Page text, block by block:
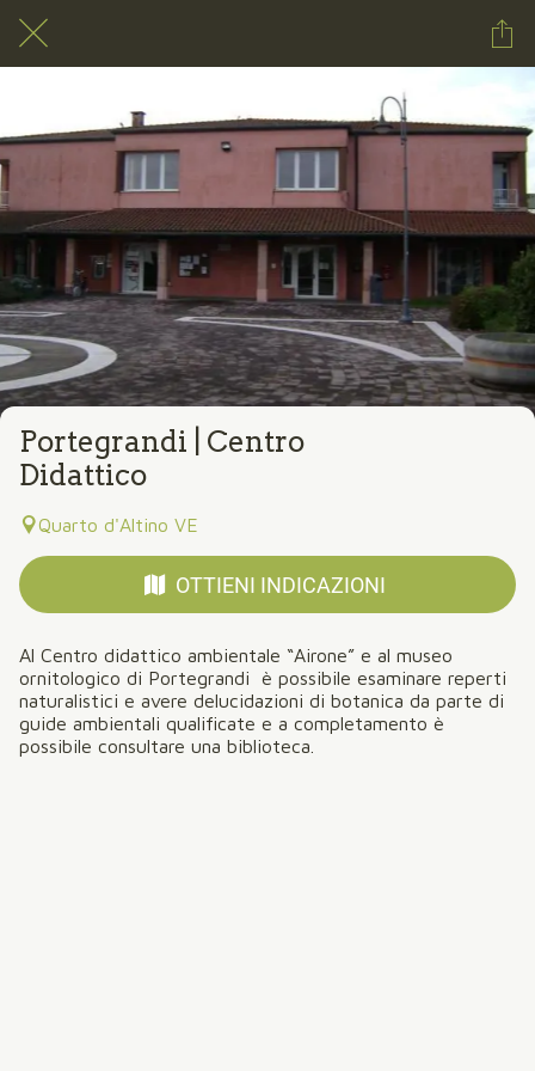
Portegrandi | Centro
Didattico
Quarto d'Altino VE
OTTIENI INDICAZIONI
Al Centro didattico ambientale “Airone” e al museo
ornitologico di Portegrandi è possibile esaminare reperti
naturalistici e avere delucidazioni di botanica da parte di
guide ambientali qualificate e a completamento è
possibile consultare una biblioteca.